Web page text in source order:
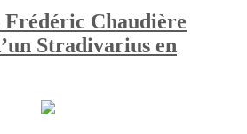
Chaudière
Stradivarius en